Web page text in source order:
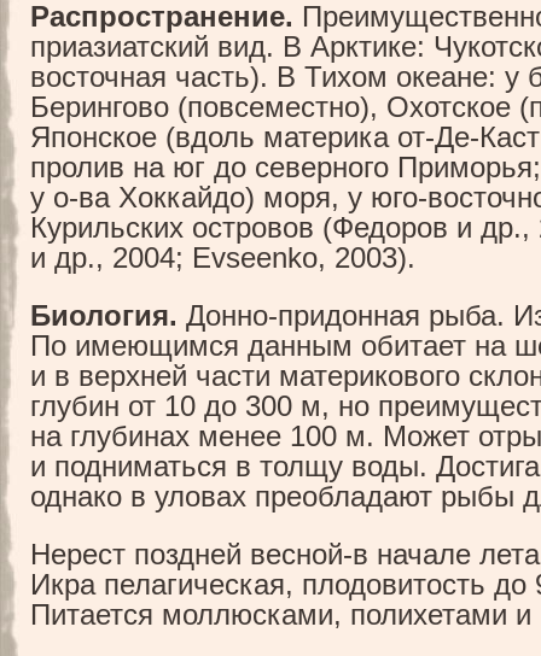
Распространение.
приазиатский вид. В Арктике:
восточная часть). В Тихом океане: у
Берингово (повсеместно), Охотское
Японское (вдоль материка от-Де-
пролив на юг до северного
у о-ва Хоккайдо) моря, у юго-
Курильских островов (Федоров и
и др., 2004; Evseenko, 2003).
Биология. Донно-придонная рыба.
По имеющимся данным обитает на
и в верхней части материкового
глубин от 10 до 300 м, но
на глубинах менее 100 м. Может
и подниматься в толщу воды.
однако в уловах преобладают рыбы
Нерест поздней весной-в начале
Икра пелагическая, плодовитость до
Питается моллюсками, полихетами